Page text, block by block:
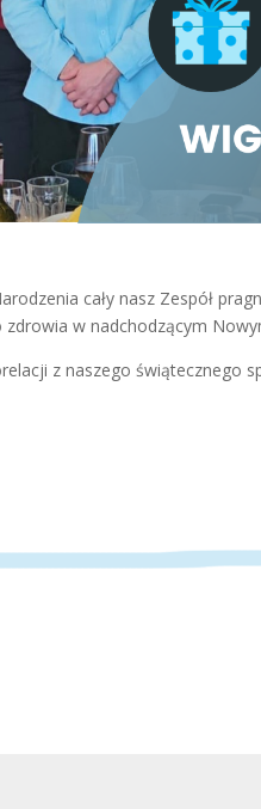
cały nasz Zespół
w nadchodzącym
z naszego świątecznego